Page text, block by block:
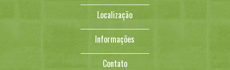
Localização
Informações
Contato